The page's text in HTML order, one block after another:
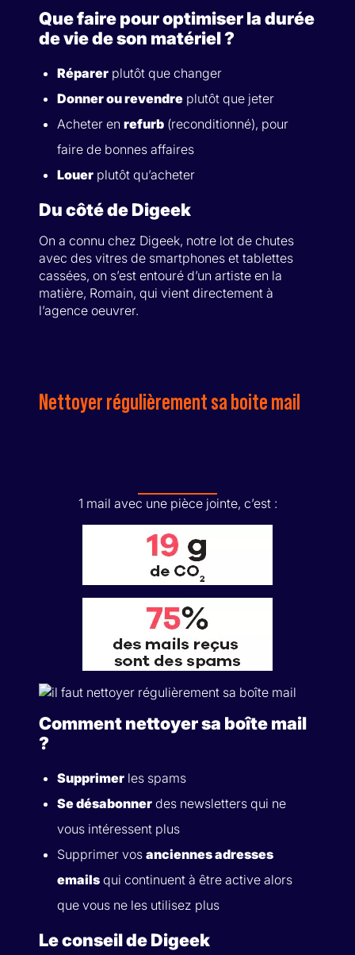
Que faire pour optimiser la durée
de vie de son matériel ?
Réparer plutôt que changer
Donner ou revendre plutôt que jeter
Acheter en refurb (reconditionné), pour
faire de bonnes affaires
Louer plutôt qu’acheter
Du côté de Digeek
On a connu chez Digeek, notre lot de chutes
avec des vitres de smartphones et tablettes
cassées, on s’est entouré d’un artiste en la
matière, Romain, qui vient directement à
l’agence oeuvrer.
Nettoyer régulièrement sa boite mail
1 mail avec une pièce jointe, c’est :
Comment nettoyer sa boîte mail
?
Supprimer les spams
Se désabonner des newsletters qui ne
vous intéressent plus
Supprimer vos anciennes adresses
emails qui continuent à être active alors
que vous ne les utilisez plus
Le conseil de Digeek